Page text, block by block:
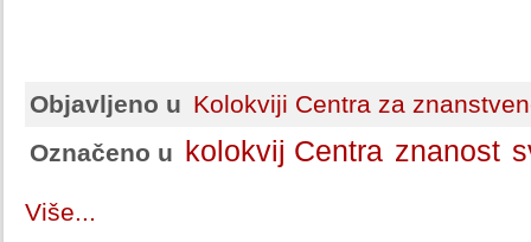
Objavljeno u Kolokviji Centra za
Označeno u kolokvij Centra znanost
Više...